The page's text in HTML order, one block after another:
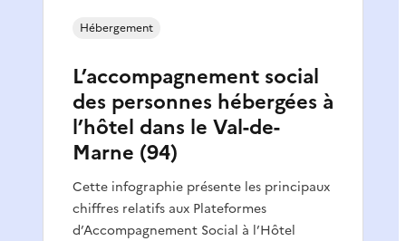
L’accompagnement social
des personnes hébergées à
l’hôtel dans le Val-de-
Marne (94)
Cette infographie présente les principaux
chiffres relatifs aux Plateformes
d’Accompagnement Social à l’Hôtel
Hébergement